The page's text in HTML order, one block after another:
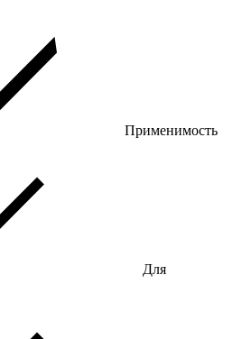
Применимость
Для